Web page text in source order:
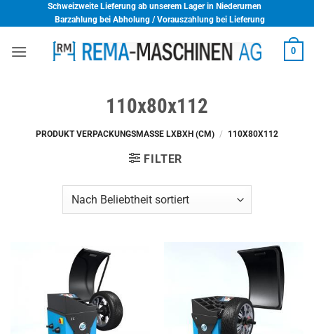
to
Schweizweite Lieferung ab unserem Lager in Niederurnen
Barzahlung bei Abholung / Vorauszahlung bei Lieferung
0
110x80x112
PRODUKT VERPACKUNGSMASSE LXBXH (CM) / 110X80X112
FILTER